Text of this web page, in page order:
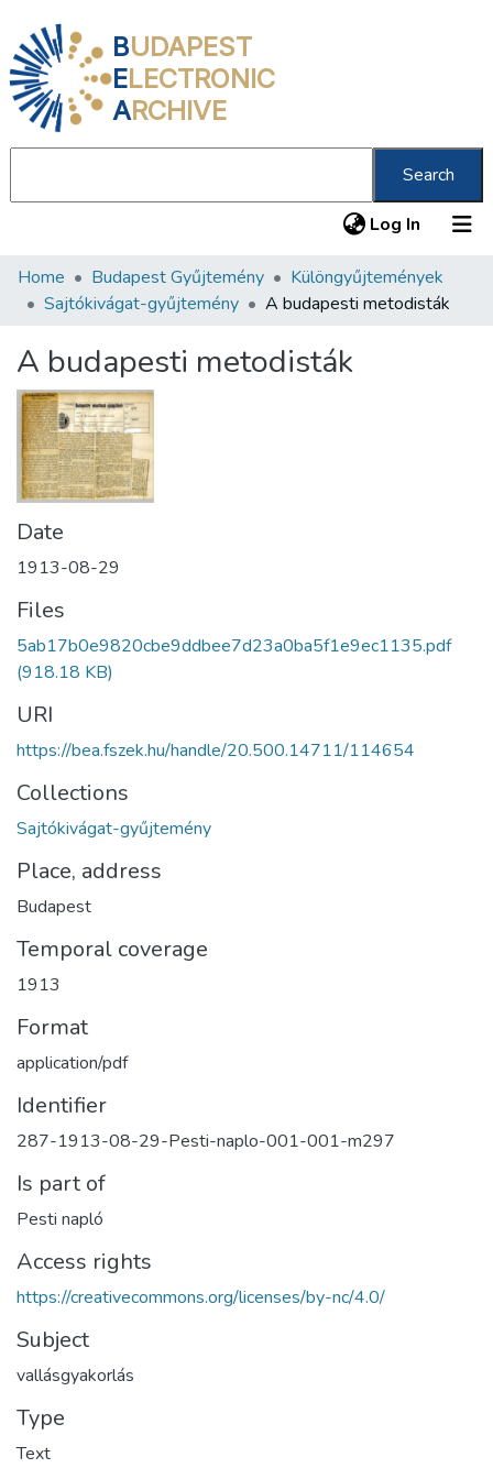
BUDAPEST
ELECTRONIC
ARCHIVE
Search
Log In (current)
Communities & Collections
Statistics
About us
Home Budapest Gyűjtemény
Különgyűjtemények
Sajtókivágat-gyűjtemény
A budapesti metodisták
A budapesti metodisták
Date
1913-08-29
Files
5ab17b0e9820cbe9ddbee7d23a0ba5f1e9ec1135.pdf
(918.18 KB)
URI
https://bea.fszek.hu/handle/20.500.14711/114654
Collections
Sajtókivágat-gyűjtemény
Place, address
Budapest
Temporal coverage
1913
Format
application/pdf
Identifier
287-1913-08-29-Pesti-naplo-001-001-m297
Is part of
Pesti napló
Access rights
https://creativecommons.org/licenses/by-nc/4.0/
Subject
vallásgyakorlás
Type
Text